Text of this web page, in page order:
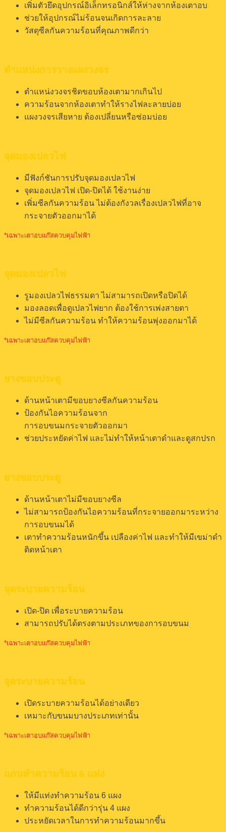
เพิ่มตัวยึดอุปกรณ์อิเล็กทรอนิกส์ให้ห่างจากห้องเตาอบ
ช่วยให้อุปกรณ์ไม่ร้อนจนเกิดการละลาย
วัสดุซีลกันความร้อนที่คุณภาพดีกว่า
ตำแหน่งการวางแผงวงจร
ตำแหน่งวงจรชิดขอบห้องเตามากเกินไป
ความร้อนจากห้องเตาทำให้รางไฟละลายบ่อย
แผงวงจรเสียหาย ต้องเปลี่ยนหรือซ่อมบ่อย
จุดมองเปลวไฟ
มีฟังก์ชันการปรับจุดมองเปลวไฟ
จุดมองเปลวไฟ เปิด-ปิดได้ ใช้งานง่าย
เพิ่มซีลกันความร้อน ไม่ต้องกังวลเรื่องเปลวไฟที่อาจ
กระจายตัวออกมาได้
*เฉพาะเตาอบแก๊สควบคุมไฟฟ้า
จุดมองเปลวไฟ
รูมองเปลวไฟธรรมดา ไม่สามารถเปิดหรือปิดได้
มองลอดเพื่อดูเปลวไฟยาก ต้องใช้การเพ่งสายตา
ไม่มีซีลกันความร้อน ทำให้ความร้อนพุ่งออกมาได้
*เฉพาะเตาอบแก๊สควบคุมไฟฟ้า
ยางขอบประตู
ด้านหน้าเตามีขอบยางซีลกันความร้อน
ป้องกันไอความร้อนจาก
การอบขนมกระจายตัวออกมา
ช่วยประหยัดค่าไฟ และไม่ทำให้หน้าเตาดำและดูสกปรก
ยางขอบประตู
ด้านหน้าเตาไม่มีขอบยางซีล
ไม่สามารถป้องกันไอความร้อนที่กระจายออกมาระหว่าง
การอบขนมได้
เตาทำความร้อนหนักขึ้น เปลืองค่าไฟ และทำให้มีเขม่าดำ
ติดหน้าเตา
จุดระบายความร้อน
เปิด-ปิด เพื่อระบายความร้อน
สามารถปรับได้ตรงตามประเภทของการอบขนม
*เฉพาะเตาอบแก๊สควบคุมไฟฟ้า
จุดระบายความร้อน
เปิดระบายความร้อนได้อย่างเดียว
เหมาะกับขนมบางประเภทเท่านั้น
*เฉพาะเตาอบแก๊สควบคุมไฟฟ้า
แกนทำความร้อน 6 แท่ง
ให้มีแท่งทำความร้อน 6 แผง
ทำความร้อนได้ดีกว่ารุ่น 4 แผง
ประหยัดเวลาในการทำความร้อนมากขึ้น